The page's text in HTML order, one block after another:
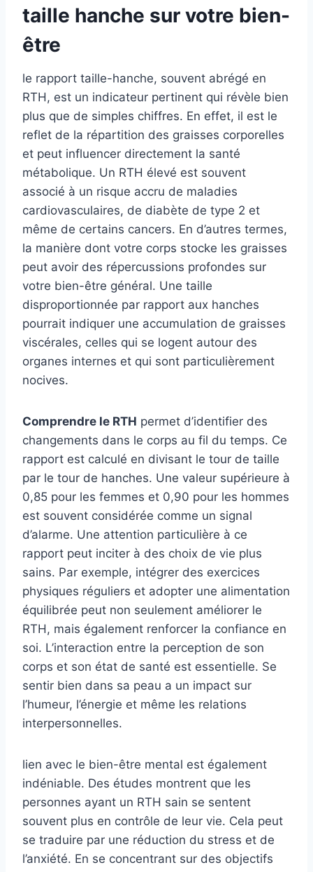
taille hanche sur votre bien-
être
le rapport taille-hanche, souvent abrégé en
RTH, est un indicateur pertinent qui révèle bien
plus que de simples chiffres. En effet, il est le
reflet de la répartition des graisses corporelles
et peut influencer directement la santé
métabolique. Un RTH élevé est souvent
associé à un risque accru de maladies
cardiovasculaires, de diabète de type 2 et
même de certains cancers. En d’autres termes,
la manière dont votre corps stocke les graisses
peut avoir des répercussions profondes sur
votre bien-être général. Une taille
disproportionnée par rapport aux hanches
pourrait indiquer une accumulation de graisses
viscérales, celles qui se logent autour des
organes internes et qui sont particulièrement
nocives.
Comprendre le RTH permet d’identifier des
changements dans le corps au fil du temps. Ce
rapport est calculé en divisant le tour de taille
par le tour de hanches. Une valeur supérieure à
0,85 pour les femmes et 0,90 pour les hommes
est souvent considérée comme un signal
d’alarme. Une attention particulière à ce
rapport peut inciter à des choix de vie plus
sains. Par exemple, intégrer des exercices
physiques réguliers et adopter une alimentation
équilibrée peut non seulement améliorer le
RTH, mais également renforcer la confiance en
soi. L’interaction entre la perception de son
corps et son état de santé est essentielle. Se
sentir bien dans sa peau a un impact sur
l’humeur, l’énergie et même les relations
interpersonnelles.
lien avec le bien-être mental est également
indéniable. Des études montrent que les
personnes ayant un RTH sain se sentent
souvent plus en contrôle de leur vie. Cela peut
se traduire par une réduction du stress et de
l’anxiété. En se concentrant sur des objectifs